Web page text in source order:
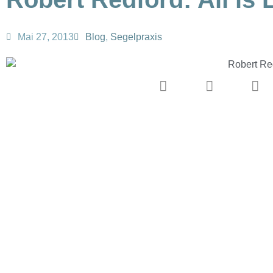
Mai 27, 2013 Blog, Segelpraxis